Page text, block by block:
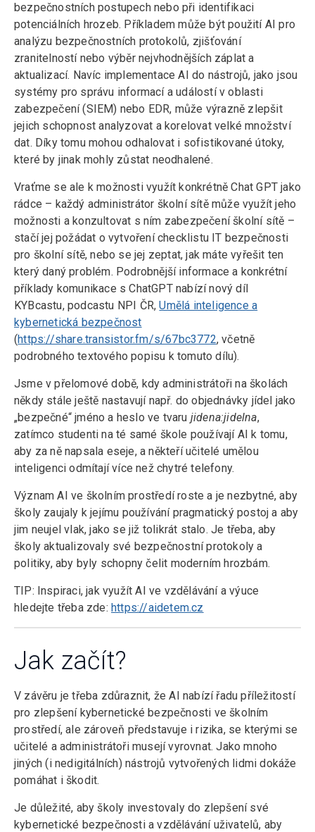
bezpečnostních postupech nebo při identifikaci
potenciálních hrozeb. Příkladem může být použití AI pro
analýzu bezpečnostních protokolů, zjišťování
zranitelností nebo výběr nejvhodnějších záplat a
aktualizací. Navíc implementace AI do nástrojů, jako jsou
systémy pro správu informací a událostí v oblasti
zabezpečení (SIEM) nebo EDR, může výrazně zlepšit
jejich schopnost analyzovat a korelovat velké množství
dat. Díky tomu mohou odhalovat i sofistikované útoky,
které by jinak mohly zůstat neodhalené.
Vraťme se ale k možnosti využít konkrétně Chat GPT jako
rádce – každý administrátor školní sítě může využít jeho
možnosti a konzultovat s ním zabezpečení školní sítě –
stačí jej požádat o vytvoření checklistu IT bezpečnosti
pro školní sítě, nebo se jej zeptat, jak máte vyřešit ten
který daný problém. Podrobnější informace a konkrétní
příklady komunikace s ChatGPT nabízí nový díl
KYBcastu, podcastu NPI ČR,Umělá inteligence a
kybernetická bezpečnost
(https://share.transistor.fm/s/67bc3772, včetně
podrobného textového popisu k tomuto dílu).
Jsme v přelomové době, kdy administrátoři na školách
někdy stále ještě nastavují např. do objednávky jídel jako
„bezpečné“ jméno a heslo ve tvaru jidena:jidelna,
zatímco studenti na té samé škole používají AI k tomu,
aby za ně napsala eseje, a někteří učitelé umělou
inteligenci odmítají více než chytré telefony.
Význam AI ve školním prostředí roste a je nezbytné, aby
školy zaujaly k jejímu používání pragmatický postoj a aby
jim neujel vlak, jako se již tolikrát stalo. Je třeba, aby
školy aktualizovaly své bezpečnostní protokoly a
politiky, aby byly schopny čelit moderním hrozbám.
TIP: Inspiraci, jak využít AI ve vzdělávání a výuce
hledejte třeba zde: https://aidetem.cz
Jak začít?
V závěru je třeba zdůraznit, že AI nabízí řadu příležitostí
pro zlepšení kybernetické bezpečnosti ve školním
prostředí, ale zároveň představuje i rizika, se kterými se
učitelé a administrátoři musejí vyrovnat. Jako mnoho
jiných (i nedigitálních) nástrojů vytvořených lidmi dokáže
pomáhat i škodit.
Je důležité, aby školy investovaly do zlepšení své
kybernetické bezpečnosti a vzdělávání uživatelů, aby